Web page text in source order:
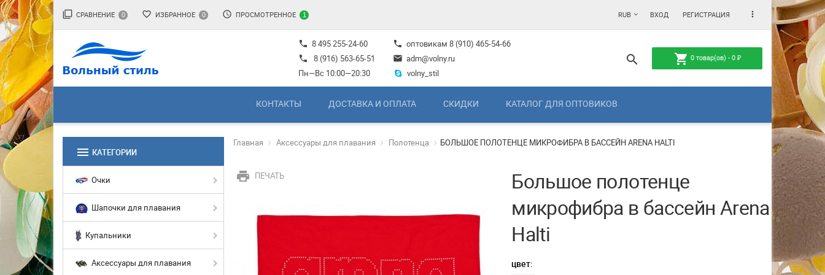
filter_none СРАВНЕНИЕ 0 favorite_border ИЗБРАННОЕ 0 access_time ПРОСМОТРЕННОЕ 1 RUB ВХОД РЕГИСТРАЦИЯ more_vert
phone 8 495 255-24-60
phone
8 (916) 563-65-51
Пн—Вс 10:00—20:30
phone оптовикам 8 (910) 465-54-66
mail adm@volny.ru
volny_stil
search shopping_cart 0товар(ов) - 0 ₽
КОНТАКТЫ ДОСТАВКА И ОПЛАТА СКИДКИ КАТАЛОГ ДЛЯ ОПТОВИКОВ
menu КАТЕГОРИИ
Очки
Шапочки для плавания
Купальники
Аксессуары для плавания
Главная Аксессуары для плавания Полотенца БОЛЬШОЕ ПОЛОТЕНЦЕ МИКРОФИБРА В БАССЕЙН ARENA HALTI
print ПЕЧАТЬ
Большое полотенце
микрофибра в бассейн Arena
Halti
цвет: